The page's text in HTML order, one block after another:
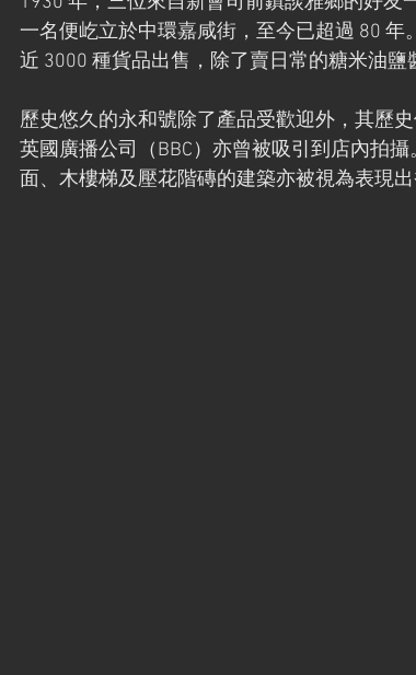
一名便屹立於中環嘉咸街，至今已超過 80
近 3000 種貨品出售，除了賣日常的糖米油鹽
歷史悠久的永和號除了產品受歡迎外，其歷
英國廣播公司（BBC）亦曾被吸引到店內拍
面、木樓梯及壓花階磚的建築亦被視為表現